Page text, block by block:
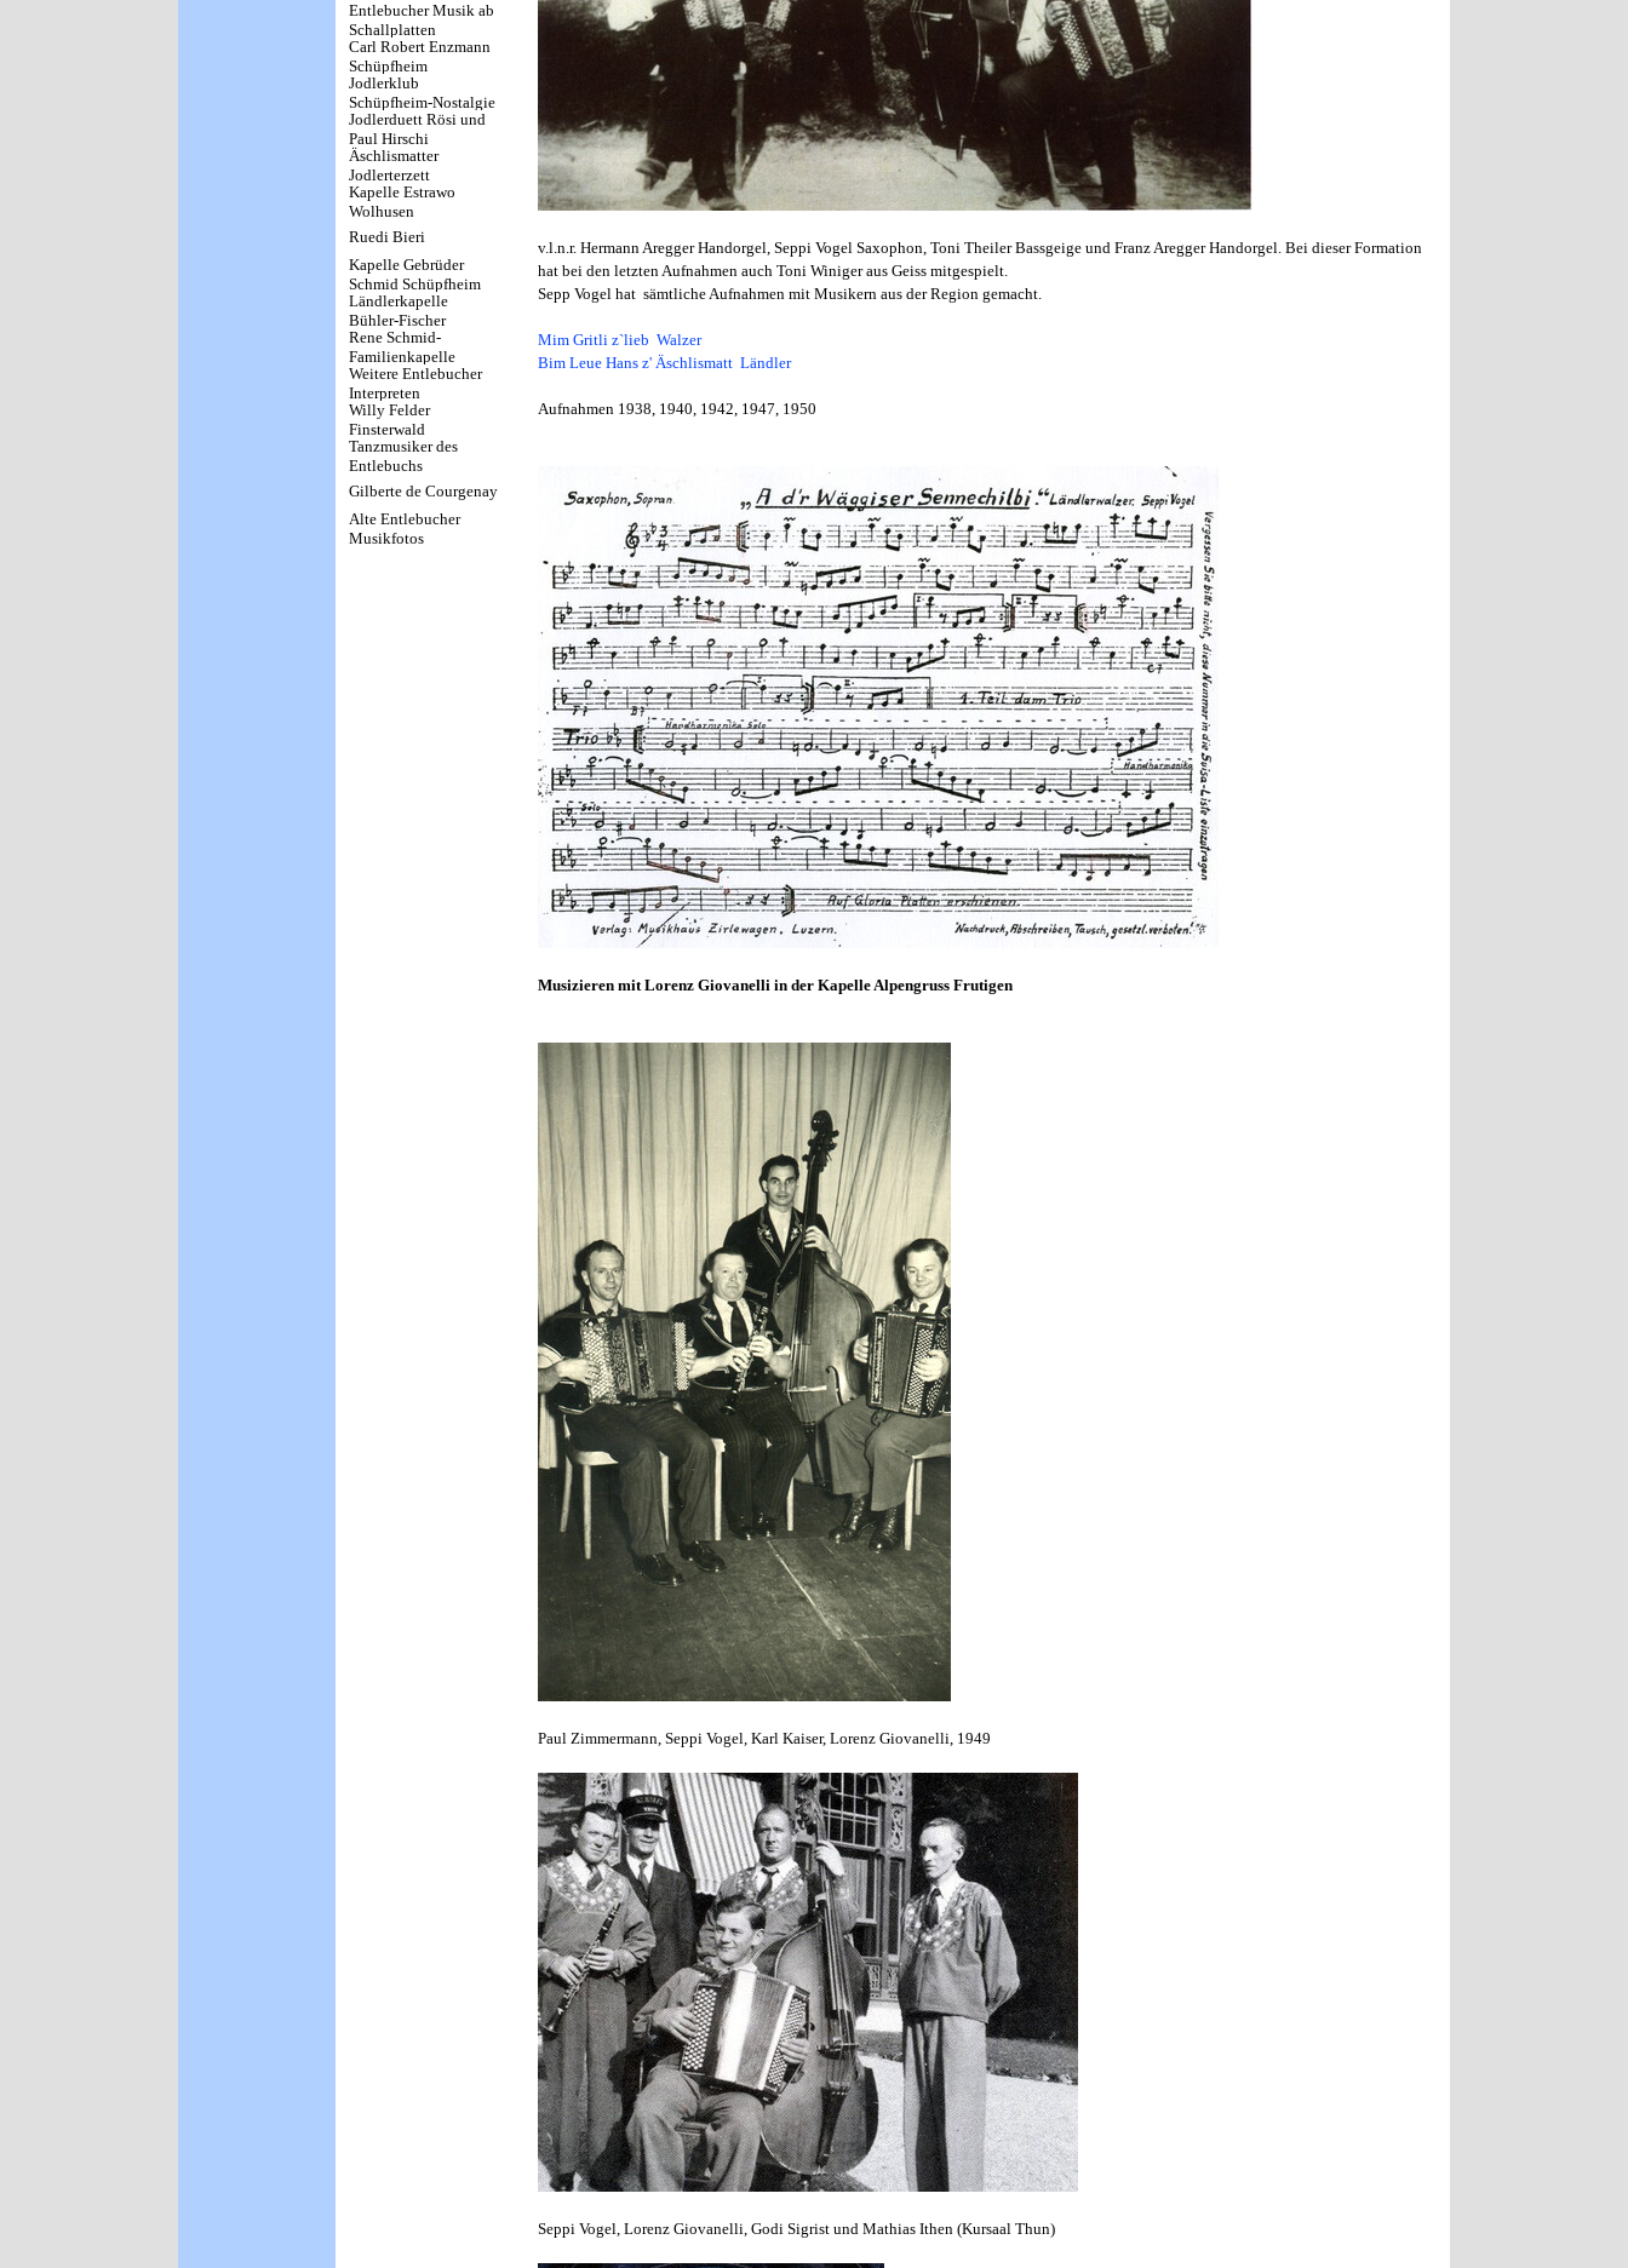
Entlebucher Musik ab
Schallplatten
Carl Robert Enzmann
Schüpfheim
Jodlerklub
Schüpfheim-Nostalgie
Jodlerduett Rösi und
Paul Hirschi
Äschlismatter
Jodlerterzett
Kapelle Estrawo
Wolhusen
Ruedi Bieri
Kapelle Gebrüder
Schmid Schüpfheim
Ländlerkapelle
Bühler-Fischer
Wolhusen
Rene Schmid-
Familienkapelle
Schmid
Weitere Entlebucher
Interpreten
Willy Felder
Finsterwald
Tanzmusiker des
Entlebuchs
Gilberte de Courgenay
Alte Entlebucher
Musikfotos
v.l.n.r. Hermann Aregger Handorgel, Seppi Vogel Saxophon, Toni Theiler Bassgeige und Franz Aregger Handorgel. Bei dieser Formation
hat bei den letzten Aufnahmen auch Toni Winiger aus Geiss mitgespielt.
Sepp Vogel hat sämtliche Aufnahmen mit Musikern aus der Region gemacht.
Mim Gritli z`lieb Walzer
Bim Leue Hans z' Äschlismatt Ländler
Aufnahmen 1938, 1940, 1942, 1947, 1950
Musizieren mit Lorenz Giovanelli in der Kapelle Alpengruss Frutigen
Paul Zimmermann, Seppi Vogel, Karl Kaiser, Lorenz Giovanelli, 1949
Seppi Vogel, Lorenz Giovanelli, Godi Sigrist und Mathias Ithen (Kursaal Thun)